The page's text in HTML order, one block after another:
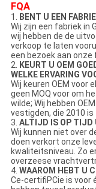
FQA
1. BENT U EEN
Wij zijn een fabriek in
wij hebben de de
verkoop te laten
een bezoek aan onze
2. KEURT U OEM
WELKE ERVARING
Wij keuren OEM voor
geen MOQ voor om
wilde; Wij hebben
vestigden, die 2010 is
3. ALTIJD IS OP TIJD
Wij kunnen niet over
doen verkort onze
kwaliteitsniveau. Zo
overzeese
4. WAAROM HEBT U
Ce-certifiPCie is voor